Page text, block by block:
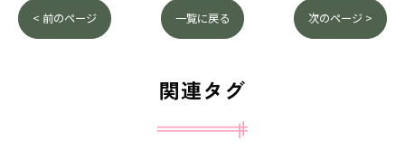
< 前のページ 一覧に戻る 次のページ >
関連タグ